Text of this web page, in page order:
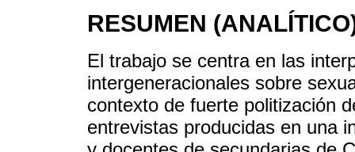
RESUMEN
El trabajo se centra en las
intergeneracionales sobre
contexto de fuerte politización
entrevistas producidas en una